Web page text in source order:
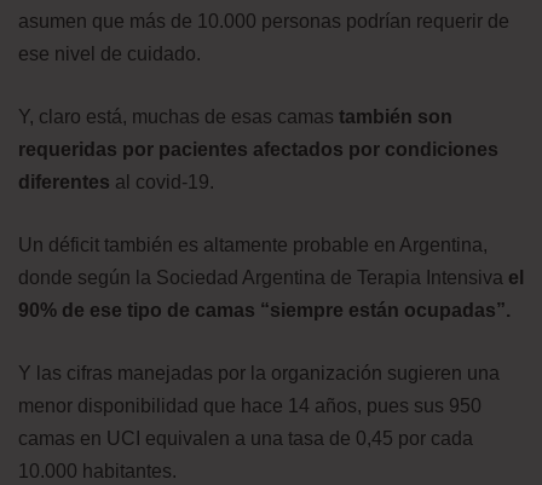
asumen que más de 10.000 personas podrían requerir de
ese nivel de cuidado.
Y, claro está, muchas de esas camas también son
requeridas por pacientes afectados por condiciones
diferentes al covid-19.
Un déficit también es altamente probable en Argentina,
donde según la Sociedad Argentina de Terapia Intensiva el
90% de ese tipo de camas “siempre están ocupadas”.
Y las cifras manejadas por la organización sugieren una
menor disponibilidad que hace 14 años, pues sus 950
camas en UCI equivalen a una tasa de 0,45 por cada
10.000 habitantes.